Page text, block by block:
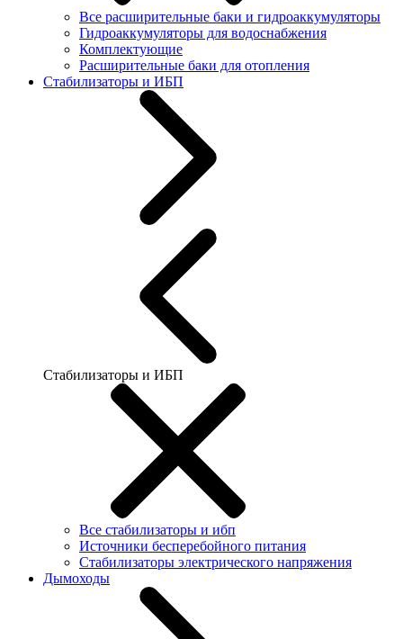
Все расширительные баки и гидроаккумуляторы
Гидроаккумуляторы для водоснабжения
Комплектующие
Расширительные баки для отопления
Стабилизаторы и ИБП
Стабилизаторы и ИБП
Все стабилизаторы и ибп
Источники бесперебойного питания
Стабилизаторы электрического напряжения
Дымоходы